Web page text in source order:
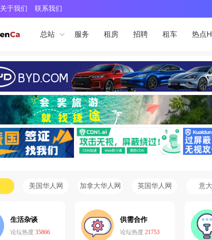
关于我们 联系我们
总站 服务 租房 招聘 租车 热点
美国华人网 加拿大华人网 英国华人网 意
生活杂谈
论坛热度 35866
供需合作
论坛热度 21753